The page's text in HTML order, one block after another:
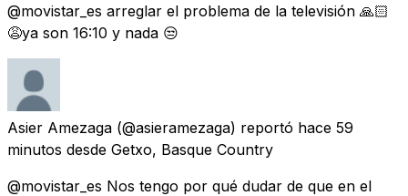
@movistar_es arreglar el problema de la televisión 🙏🏻
😩ya son 16:10 y nada 😒
Asier Amezaga (@asieramezaga) reportó hace 59
minutos desde Getxo, Basque Country
@movistar_es Nos tengo por qué dudar de que en el